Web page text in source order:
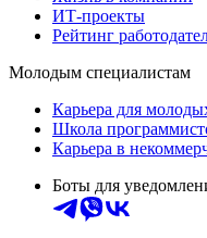
ИТ-проекты
Рейтинг
Молодым специалистам
Карьера для
Школа
Карьера в
Боты для